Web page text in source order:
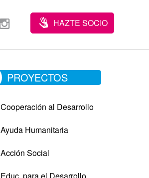
HAZTE SOCIO
PROYECTOS
Cooperación al Desarrollo
Ayuda Humanitaria
Acción Social